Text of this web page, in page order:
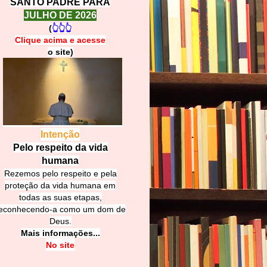
SANTO PADRE PARA
JULHO DE 2026
(👆👆👆
Clique acima e acesse
o site)
Intenção
Pelo respeito da vida
humana
Rezemos pelo respeito e pela
proteção da vida humana em
todas as suas etapas,
a como um dom de
Deus.
Mais informações...
No site